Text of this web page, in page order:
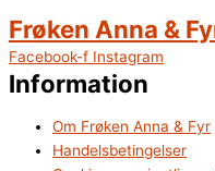
Frøken Anna &
Facebook-f Instagram
Information
Om Frøken Anna & Fyr
Handelsbetingelser